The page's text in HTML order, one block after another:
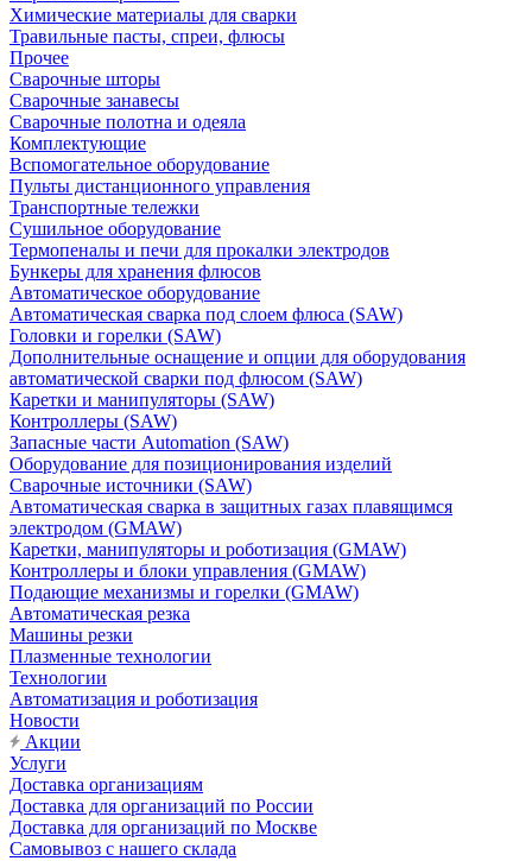
Химические материалы для сварки
Травильные пасты, спреи, флюсы
Прочее
Сварочные шторы
Сварочные занавесы
Сварочные полотна и одеяла
Комплектующие
Вспомогательное оборудование
Пульты дистанционного управления
Транспортные тележки
Сушильное оборудование
Термопеналы и печи для прокалки электродов
Бункеры для хранения флюсов
Автоматическое оборудование
Автоматическая сварка под слоем флюса (SAW)
Головки и горелки (SAW)
Дополнительные оснащение и опции для оборудования
автоматической сварки под флюсом (SAW)
Каретки и манипуляторы (SAW)
Контроллеры (SAW)
Запасные части Automation (SAW)
Оборудование для позиционирования изделий
Сварочные источники (SAW)
Автоматическая сварка в защитных газах плавящимся
электродом (GMAW)
Каретки, манипуляторы и роботизация (GMAW)
Контроллеры и блоки управления (GMAW)
Подающие механизмы и горелки (GMAW)
Автоматическая резка
Машины резки
Плазменные технологии
Технологии
Автоматизация и роботизация
Новости
Акции
Услуги
Доставка организациям
Доставка для организаций по России
Доставка для организаций по Москве
Самовывоз с нашего склада